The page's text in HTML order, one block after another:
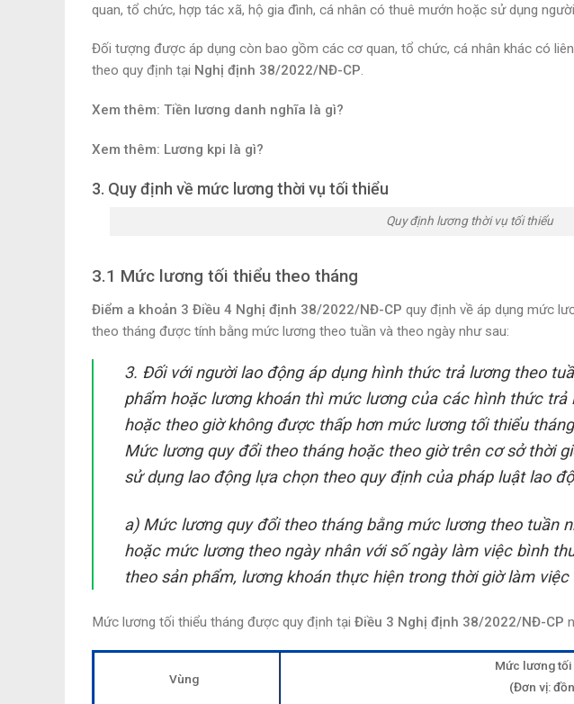
quan, tổ chức, hợp tác xã, hộ gia đình, cá nhân có thuê mướn hoặc sử dụng
Đối tượng được áp dụng còn bao gồm các cơ quan, tổ chức, cá nhân khác có
theo quy định tại Nghị định 38/2022/NĐ-CP.
Xem thêm: Tiền lương danh nghĩa là gì?
Xem thêm: Lương kpi là gì?
3. Quy định về mức lương thời vụ tối thiểu
Quy định lương thời vụ tối thiểu
3.1 Mức lương tối thiểu theo tháng
Điểm a khoản 3 Điều 4 Nghị định 38/2022/NĐ-CP quy định về áp dụng mức
theo tháng được tính bằng mức lương theo tuần và theo ngày như sau:
3. Đối với người lao động áp dụng hình thức trả lương theo
phẩm hoặc lương khoán thì mức lương của các hình thức trả
hoặc theo giờ không được thấp hơn mức lương tối thiểu
Mức lương quy đổi theo tháng hoặc theo giờ trên cơ sở thời
sử dụng lao động lựa chọn theo quy định của pháp luật lao
a) Mức lương quy đổi theo tháng bằng mức lương theo tuần
hoặc mức lương theo ngày nhân với số ngày làm việc bình
theo sản phẩm, lương khoán thực hiện trong thời giờ làm
Mức lương tối thiểu tháng được quy định tại Điều 3 Nghị định 38/2022/NĐ-CP
Vùng
Mức lương
(Đơn vị: